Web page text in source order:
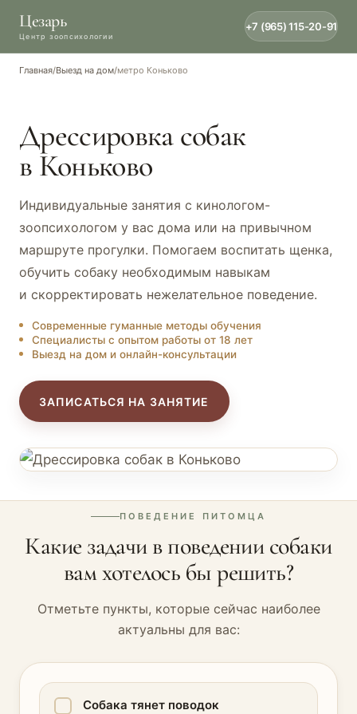
Цезарь +7 (965) 115-20-91
Главная/Выезд на дом/метро Коньково
Дрессировка собак
в Коньково
Индивидуальные занятия с кинологом-
зоопсихологом у вас дома или на привычном
маршруте прогулки. Помогаем воспитать щенка,
обучить собаку необходимым навыкам
и скорректировать нежелательное поведение.
Современные гуманные методы обучения
Специалисты с опытом работы от 18 лет
Выезд на дом и онлайн-консультации
ЗАПИСАТЬСЯ НА ЗАНЯТИЕ
ПОВЕДЕНИЕ ПИТОМЦА
Какие задачи в поведении собаки
вам хотелось бы решить?
Отметьте пункты, которые сейчас наиболее
актуальны для вас:
Собака тянет поводок